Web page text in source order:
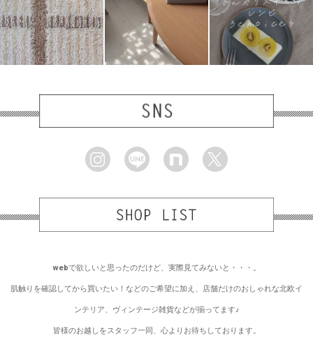
webで欲しいと思ったのだけど、実際見てみないと・・・。
肌触りを確認してから買いたい！などのご希望に加え、店舗だけのおしゃれな北欧イ
ンテリア、ヴィンテージ雑貨などが揃ってます♪
皆様のお越しをスタッフ一同、心よりお待ちしております。